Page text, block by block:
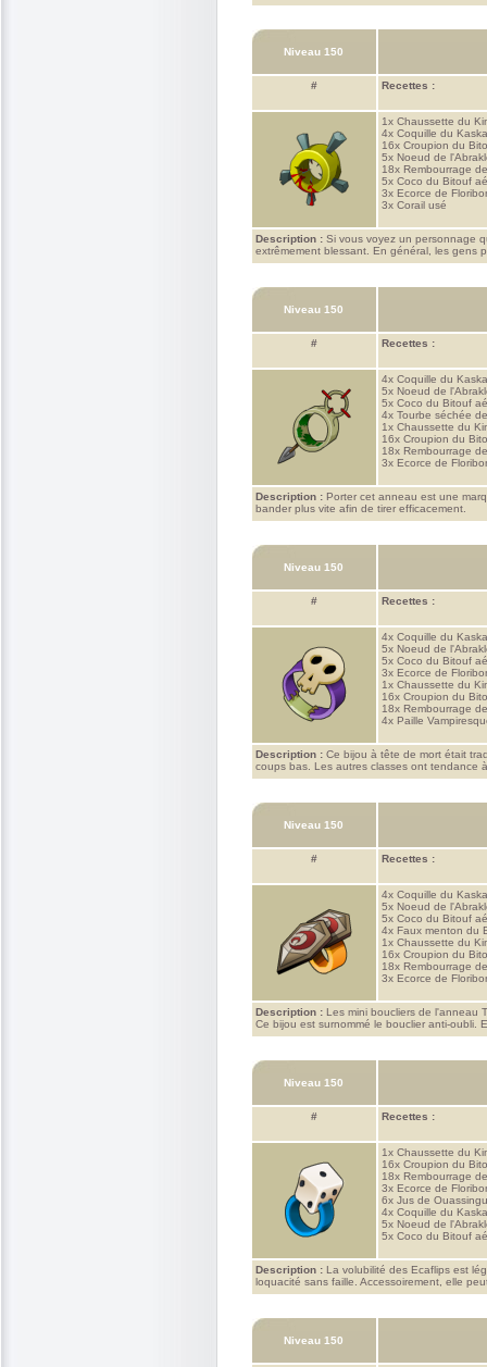
Niveau 150
# Recettes :
1x Chaussette du
4x Coquille du
16x Croupion du
5x Noeud de
18x Rembourrage
5x Coco du Bitouf
3x Ecorce de
3x Corail usé
Description : Si vous voyez un personnage
extrêmement blessant. En général, les gens
Niveau 150
# Recettes :
4x Coquille du
5x Noeud de
5x Coco du Bitouf
4x Tourbe séchée
1x Chaussette du
16x Croupion du
18x Rembourrage
3x Ecorce de
Description : Porter cet anneau est une
bander plus vite afin de tirer efficacement.
Niveau 150
# Recettes :
4x Coquille du
5x Noeud de
5x Coco du Bitouf
3x Ecorce de
1x Chaussette du
16x Croupion du
18x Rembourrage
4x Paille
Description : Ce bijou à tête de mort était
coups bas. Les autres classes ont tendance
Niveau 150
# Recettes :
4x Coquille du
5x Noeud de
5x Coco du Bitouf
4x Faux menton du
1x Chaussette du
16x Croupion du
18x Rembourrage
3x Ecorce de
Description : Les mini boucliers de l'anneau
Ce bijou est surnommé le bouclier anti-oubli.
Niveau 150
# Recettes :
1x Chaussette du
16x Croupion du
18x Rembourrage
3x Ecorce de
6x Jus de
4x Coquille du
5x Noeud de
5x Coco du Bitouf
Description : La volubilité des Ecaflips est
loquacité sans faille. Accessoirement, elle
Niveau 150